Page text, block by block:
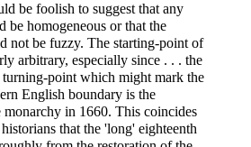
be foolish to suggest that any
be homogeneous or that the
not be fuzzy. The starting-point of
arbitrary, especially since . . . the
point which might mark the
English boundary is the
monarchy in 1660. This coincides
that the 'long' eighteenth